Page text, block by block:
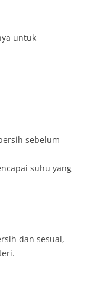
untuk
sebelum
suhu yang
dan sesuai,